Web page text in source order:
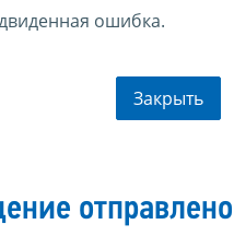
ошибка.
Закрыть